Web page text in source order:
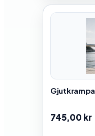
Gjutkrampa
745,00 kr